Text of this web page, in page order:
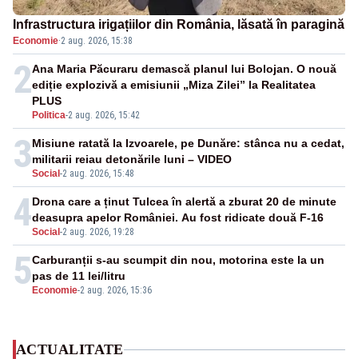
Infrastructura irigațiilor din România, lăsată în paragină
Economie·2 aug. 2026, 15:38
2
Politica-2 aug. 2026, 15:42
Ana Maria Păcuraru demască planul lui Bolojan. O nouă
ediție explozivă a emisiunii „Miza Zilei” la Realitatea
PLUS
3Social -2 aug. 2026, 15:48
Misiune ratată la Izvoarele, pe Dunăre: stânca nu a cedat,
militarii reiau detonările luni – VIDEO
4Social -2 aug. 2026, 19:28
Drona care a ținut Tulcea în alertă a zburat 20 de minute
deasupra apelor României. Au fost ridicate două F-16
5 Economie-2 aug. 2026, 15:36
Carburanții s-au scumpit din nou, motorina este la un
pas de 11 lei/litru
ACTUALITATE